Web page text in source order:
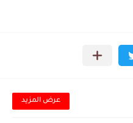
عرض المزيد